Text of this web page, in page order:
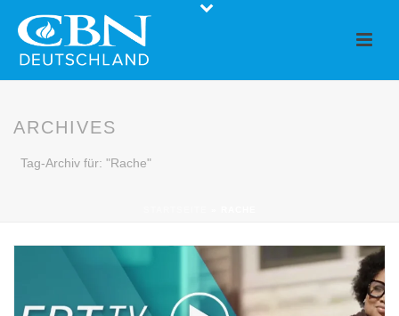
ARCHIVES
Tag-Archiv für: "Rache"